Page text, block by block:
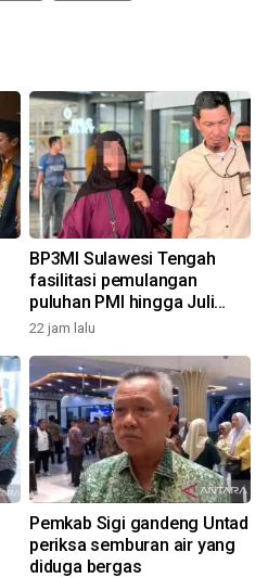
BP3MI Sulawesi Tengah
fasilitasi pemulangan
puluhan PMI hingga Juli
2026
22 jam lalu
Pemkab Sigi gandeng Untad
periksa semburan air yang
diduga bergas